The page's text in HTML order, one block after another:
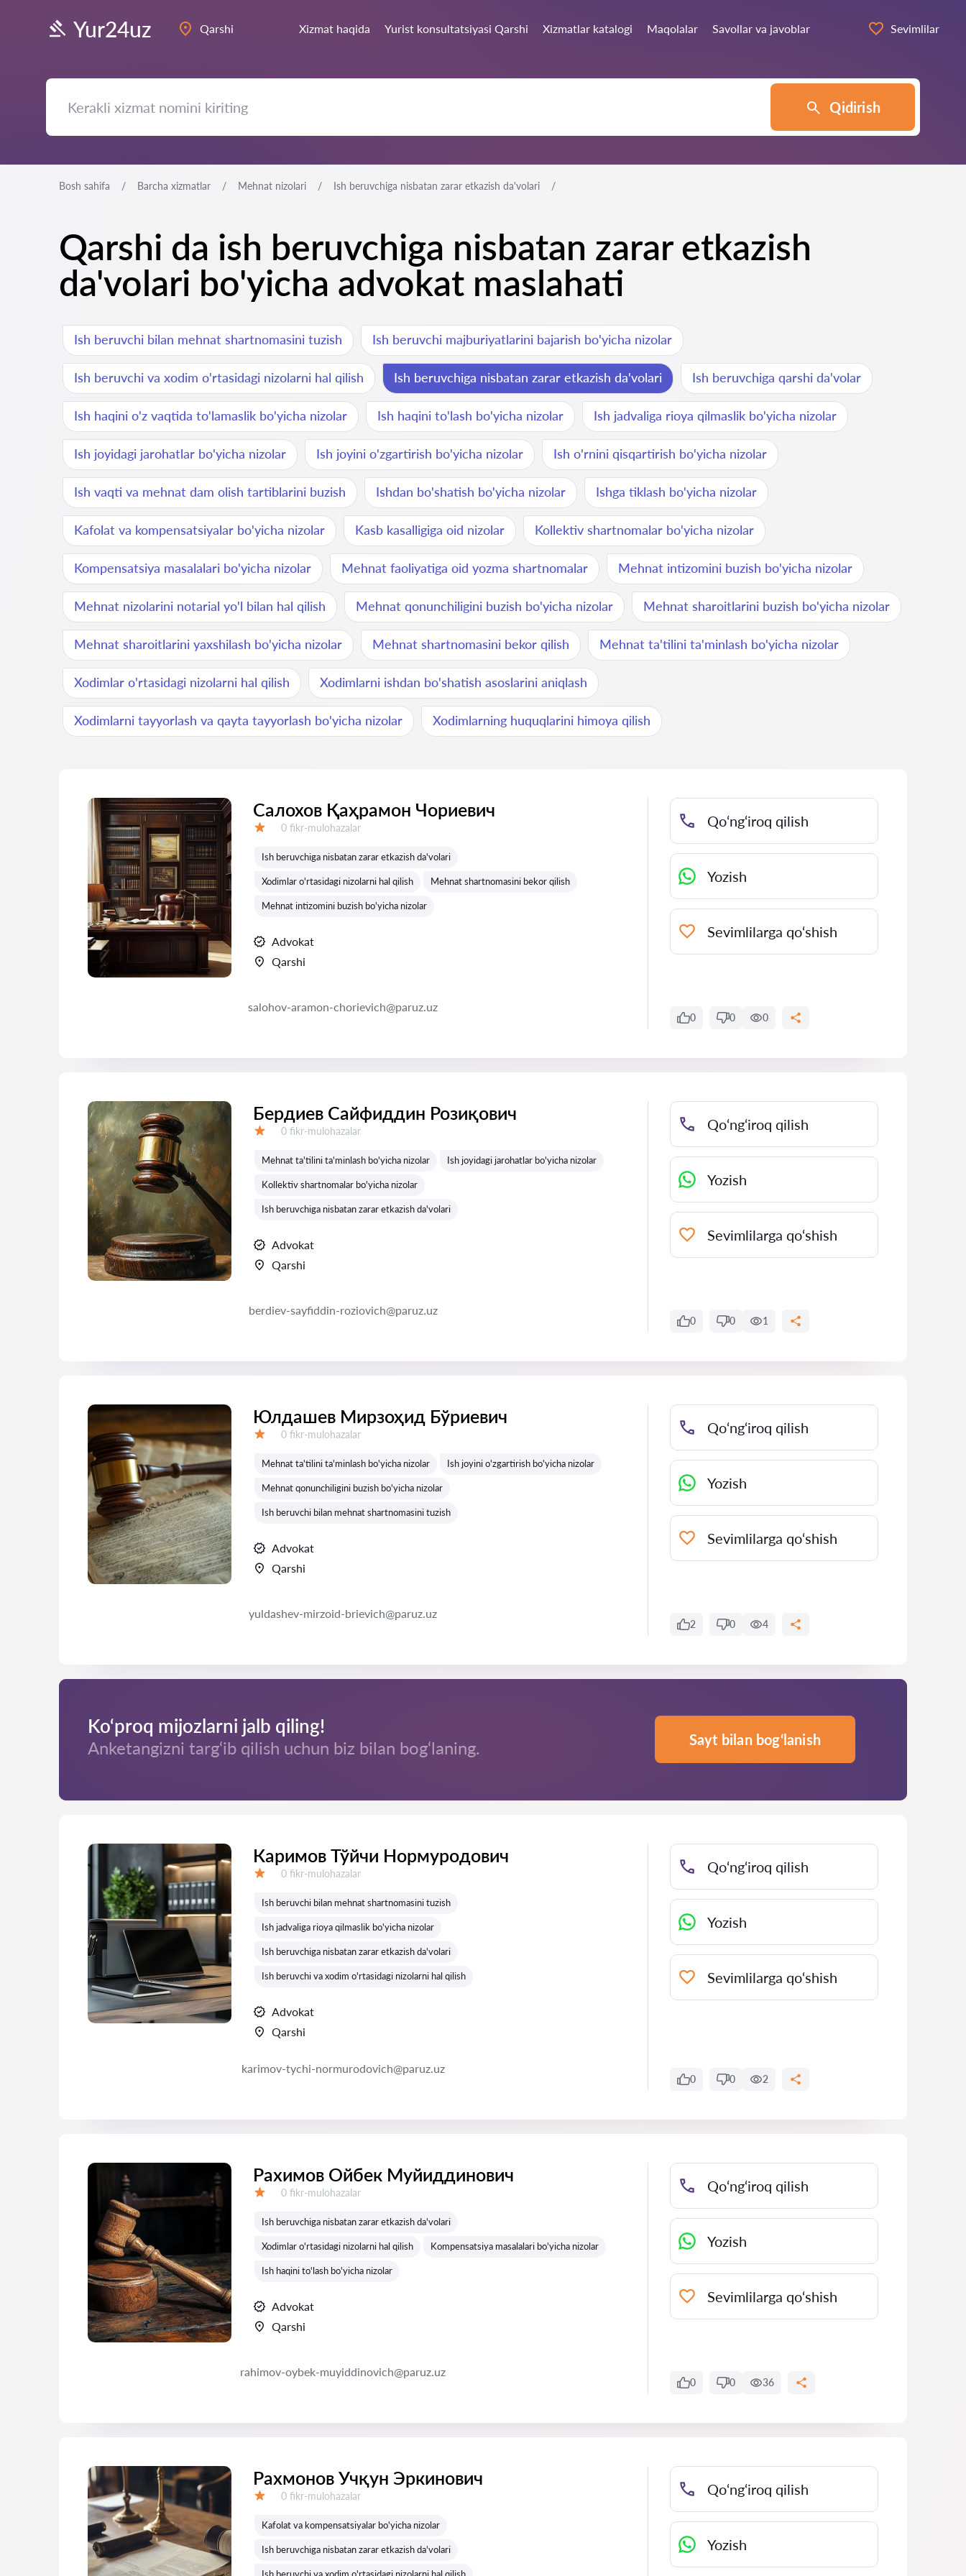
Yur24uz Qarshi Xizmat haqida Yurist konsultatsiyasi Qarshi Xizmatlar katalogi Maqolalar Savollar va javoblar Sevimlilar
Qidirish
Bosh sahifa Barcha xizmatlar Mehnat nizolari Ish beruvchiga nisbatan zarar etkazish da'volari
Qarshi da ish beruvchiga nisbatan zarar etkazish
da'volari bo'yicha advokat maslahati
Ish beruvchi bilan mehnat shartnomasini tuzish Ish beruvchi majburiyatlarini bajarish bo'yicha nizolar
Ish beruvchi va xodim o'rtasidagi nizolarni hal qilish Ish beruvchiga nisbatan zarar etkazish da'volari Ish beruvchiga qarshi da'volar
Ish haqini o'z vaqtida to'lamaslik bo'yicha nizolar Ish haqini to'lash bo'yicha nizolar Ish jadvaliga rioya qilmaslik bo'yicha nizolar
Ish joyidagi jarohatlar bo'yicha nizolar Ish joyini o'zgartirish bo'yicha nizolar Ish o'rnini qisqartirish bo'yicha nizolar
Ish vaqti va mehnat dam olish tartiblarini buzish Ishdan bo'shatish bo'yicha nizolar Ishga tiklash bo'yicha nizolar
Kafolat va kompensatsiyalar bo'yicha nizolar Kasb kasalligiga oid nizolar Kollektiv shartnomalar bo'yicha nizolar
Kompensatsiya masalalari bo'yicha nizolar Mehnat faoliyatiga oid yozma shartnomalar Mehnat intizomini buzish bo'yicha nizolar
Mehnat nizolarini notarial yo'l bilan hal qilish Mehnat qonunchiligini buzish bo'yicha nizolar Mehnat sharoitlarini buzish bo'yicha nizolar
Mehnat sharoitlarini yaxshilash bo'yicha nizolar Mehnat shartnomasini bekor qilish Mehnat ta'tilini ta'minlash bo'yicha nizolar
Xodimlar o'rtasidagi nizolarni hal qilish Xodimlarni ishdan bo'shatish asoslarini aniqlash
Xodimlarni tayyorlash va qayta tayyorlash bo'yicha nizolar Xodimlarning huquqlarini himoya qilish
Салохов Қаҳрамон Чориевич
Fikrlar:
0 fikr-mulohazalar
Ish beruvchiga nisbatan zarar etkazish da'volari
Xodimlar o'rtasidagi nizolarni hal qilish Mehnat shartnomasini bekor qilish
Mehnat intizomini buzish bo'yicha nizolar
Advokat
Qarshi
salohov-aramon-chorievich@paruz.uz
Qo‘ng‘iroq qilish
Yozish
Sevimlilarga qo‘shish
0 0 0
Бердиев Сайфиддин Розиқович
Fikrlar:
0 fikr-mulohazalar
Mehnat ta'tilini ta'minlash bo'yicha nizolar Ish joyidagi jarohatlar bo'yicha nizolar
Kollektiv shartnomalar bo'yicha nizolar
Ish beruvchiga nisbatan zarar etkazish da'volari
Advokat
Qarshi
berdiev-sayfiddin-roziovich@paruz.uz
Qo‘ng‘iroq qilish
Yozish
Sevimlilarga qo‘shish
0 0 1
Юлдашев Мирзоҳид Бўриевич
Fikrlar:
0 fikr-mulohazalar
Mehnat ta'tilini ta'minlash bo'yicha nizolar Ish joyini o'zgartirish bo'yicha nizolar
Mehnat qonunchiligini buzish bo'yicha nizolar
Ish beruvchi bilan mehnat shartnomasini tuzish
Advokat
Qarshi
yuldashev-mirzoid-brievich@paruz.uz
Qo‘ng‘iroq qilish
Yozish
Sevimlilarga qo‘shish
2 0 4
Ko‘proq mijozlarni jalb qiling!
Anketangizni targ‘ib qilish uchun biz bilan bog‘laning. Sayt bilan bog‘lanish
Каримов Тўйчи Нормуродович
Fikrlar:
0 fikr-mulohazalar
Ish beruvchi bilan mehnat shartnomasini tuzish
Ish jadvaliga rioya qilmaslik bo'yicha nizolar
Ish beruvchiga nisbatan zarar etkazish da'volari
Ish beruvchi va xodim o'rtasidagi nizolarni hal qilish
Advokat
Qarshi
karimov-tychi-normurodovich@paruz.uz
Qo‘ng‘iroq qilish
Yozish
Sevimlilarga qo‘shish
0 0 2
Рахимов Ойбек Муйиддинович
Fikrlar:
0 fikr-mulohazalar
Ish beruvchiga nisbatan zarar etkazish da'volari
Xodimlar o'rtasidagi nizolarni hal qilish Kompensatsiya masalalari bo'yicha nizolar
Ish haqini to'lash bo'yicha nizolar
Advokat
Qarshi
rahimov-oybek-muyiddinovich@paruz.uz
Qo‘ng‘iroq qilish
Yozish
Sevimlilarga qo‘shish
0 0 36
Рахмонов Учқун Эркинович
Fikrlar:
0 fikr-mulohazalar
Kafolat va kompensatsiyalar bo'yicha nizolar
Ish beruvchiga nisbatan zarar etkazish da'volari
Qo‘ng‘iroq qilish
Yozish